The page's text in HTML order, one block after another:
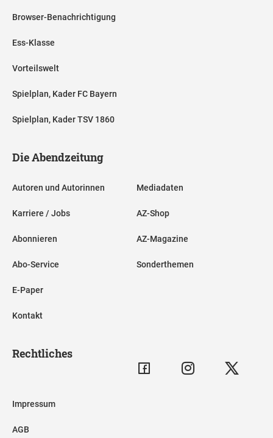
Browser-Benachrichtigung
Ess-Klasse
Vorteilswelt
Spielplan, Kader FC Bayern
Spielplan, Kader TSV 1860
Die Abendzeitung
Autoren und Autorinnen
Karriere / Jobs
Abonnieren
Abo-Service
E-Paper
Kontakt
Mediadaten
AZ-Shop
AZ-Magazine
Sonderthemen
Rechtliches
Impressum
AGB